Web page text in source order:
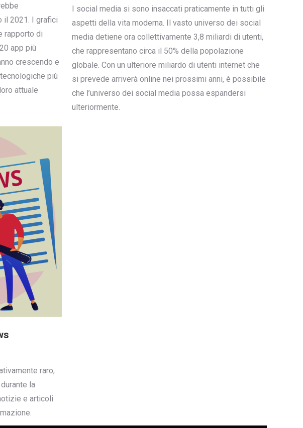
il 2021. I grafici
rapporto di
app più
crescendo e
più
attuale
I social media si sono insaccati praticamente in tutti gli
aspetti della vita moderna. Il vasto universo dei social
media detiene ora collettivamente 3,8 miliardi di utenti,
che rappresentano circa il 50% della popolazione
globale. Con un ulteriore miliardo di utenti internet che
si prevede arriverà online nei prossimi anni, è possibile
che l’universo dei social media possa espandersi
ulteriormente.
raro,
la
e articoli